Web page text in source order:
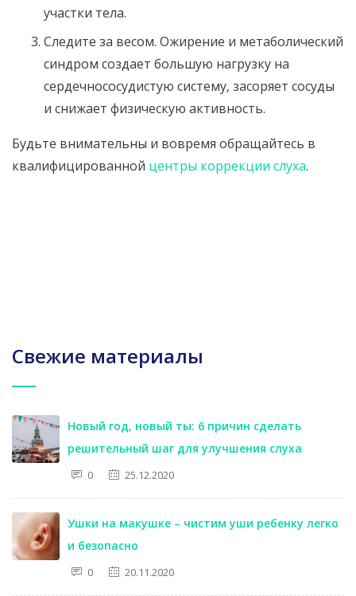
участки тела.
Следите за весом. Ожирение и метаболический
синдром создает большую нагрузку на
сердечнососудистую систему, засоряет сосуды
и снижает физическую активность.
Будьте внимательны и вовремя обращайтесь в
квалифицированной центры коррекции слуха.
Свежие материалы
Новый год, новый ты: 6 причин сделать
решительный шаг для улучшения слуха
0 25.12.2020
Ушки на макушке – чистим уши ребенку легко
и безопасно
0 20.11.2020